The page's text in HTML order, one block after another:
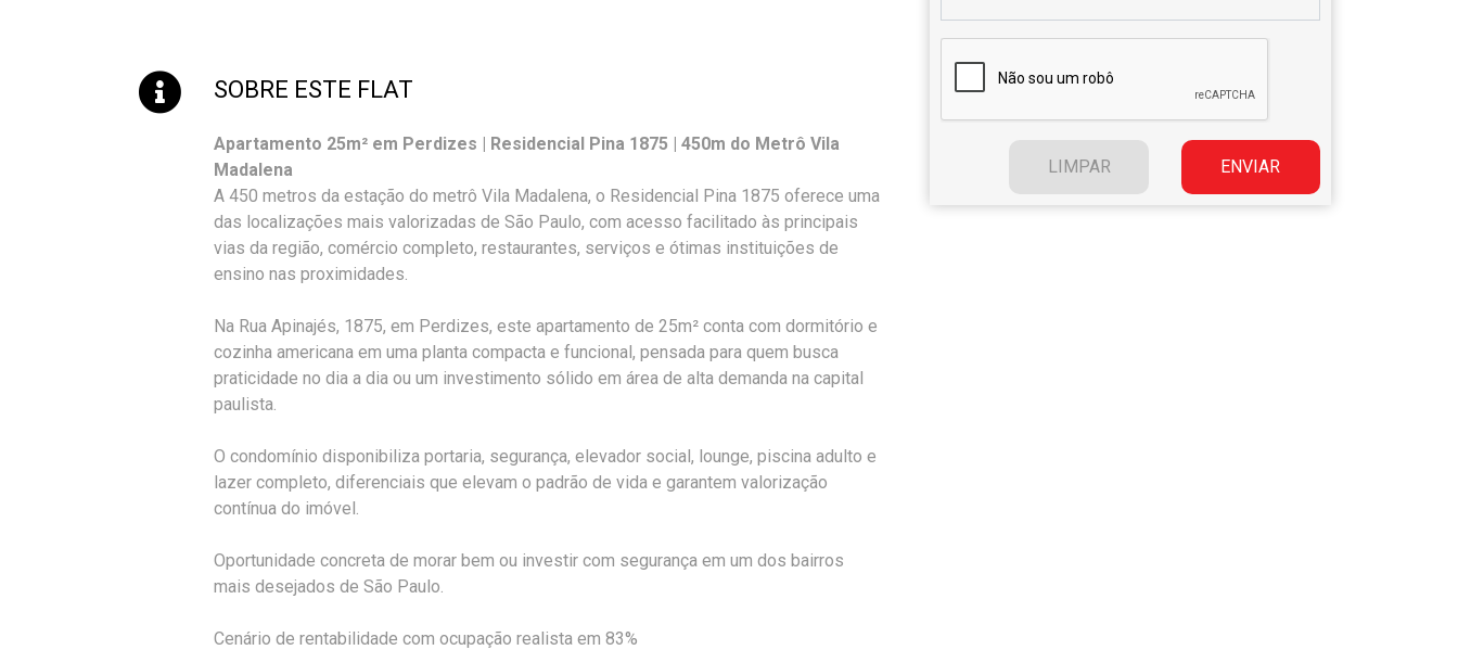
SOBRE ESTE FLAT
Apartamento 25m² em Perdizes | Residencial Pina 1875 | 450m do Metrô Vila
Madalena
A 450 metros da estação do metrô Vila Madalena, o Residencial Pina 1875 oferece uma
das localizações mais valorizadas de São Paulo, com acesso facilitado às principais
vias da região, comércio completo, restaurantes, serviços e ótimas instituições de
ensino nas proximidades.
Na Rua Apinajés, 1875, em Perdizes, este apartamento de 25m² conta com dormitório e
cozinha americana em uma planta compacta e funcional, pensada para quem busca
praticidade no dia a dia ou um investimento sólido em área de alta demanda na capital
paulista.
O condomínio disponibiliza portaria, segurança, elevador social, lounge, piscina adulto e
lazer completo, diferenciais que elevam o padrão de vida e garantem valorização
contínua do imóvel.
Oportunidade concreta de morar bem ou investir com segurança em um dos bairros
mais desejados de São Paulo.
Cenário de rentabilidade com ocupação realista em 83%